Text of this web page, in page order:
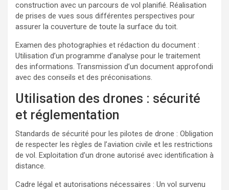
construction avec un parcours de vol planifié. Réalisation
de prises de vues sous différentes perspectives pour
assurer la couverture de toute la surface du toit.
Examen des photographies et rédaction du document :
Utilisation d’un programme d’analyse pour le traitement
des informations. Transmission d’un document approfondi
avec des conseils et des préconisations.
Utilisation des drones : sécurité
et réglementation
Standards de sécurité pour les pilotes de drone : Obligation
de respecter les règles de l’aviation civile et les restrictions
de vol. Exploitation d’un drone autorisé avec identification à
distance.
Cadre légal et autorisations nécessaires : Un vol survenu